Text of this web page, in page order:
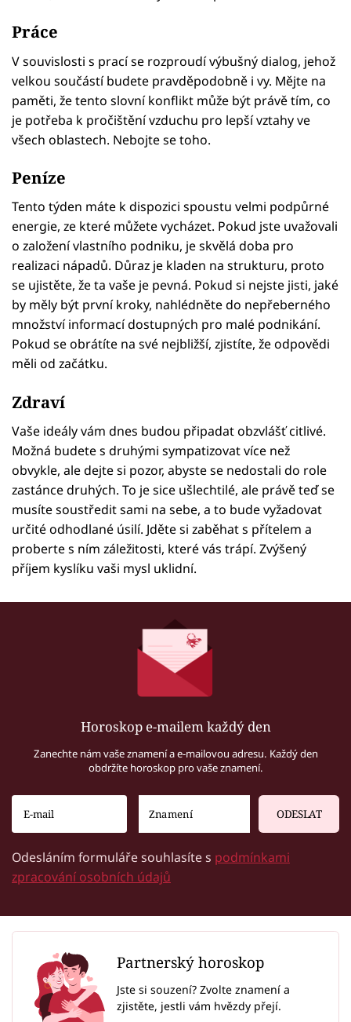
Práce
V souvislosti s prací se rozproudí výbušný dialog, jehož
velkou součástí budete pravděpodobně i vy. Mějte na
paměti, že tento slovní konflikt může být právě tím, co
je potřeba k pročištění vzduchu pro lepší vztahy ve
všech oblastech. Nebojte se toho.
Peníze
Tento týden máte k dispozici spoustu velmi podpůrné
energie, ze které můžete vycházet. Pokud jste uvažovali
o založení vlastního podniku, je skvělá doba pro
realizaci nápadů. Důraz je kladen na strukturu, proto
se ujistěte, že ta vaše je pevná. Pokud si nejste jisti, jaké
by měly být první kroky, nahlédněte do nepřeberného
množství informací dostupných pro malé podnikání.
Pokud se obrátíte na své nejbližší, zjistíte, že odpovědi
měli od začátku.
Zdraví
Vaše ideály vám dnes budou připadat obzvlášť citlivé.
Možná budete s druhými sympatizovat více než
obvykle, ale dejte si pozor, abyste se nedostali do role
zastánce druhých. To je sice ušlechtilé, ale právě teď se
musíte soustředit sami na sebe, a to bude vyžadovat
určité odhodlané úsilí. Jděte si zaběhat s přítelem a
proberte s ním záležitosti, které vás trápí. Zvýšený
příjem kyslíku vaši mysl uklidní.
Horoskop e-mailem každý den
Zanechte nám vaše znamení a e-mailovou adresu. Každý den
obdržíte horoskop pro vaše znamení.
ODESLAT
Odesláním formuláře souhlasíte s podmínkami
zpracování osobních údajů
Partnerský horoskop
Jste si souzení? Zvolte znamení a
zjistěte, jestli vám hvězdy přejí.